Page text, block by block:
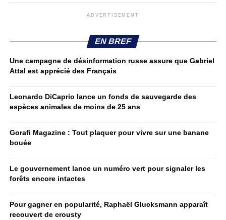
ADVERTISEMENT
EN BREF
Une campagne de désinformation russe assure que Gabriel
Attal est apprécié des Français
Leonardo DiCaprio lance un fonds de sauvegarde des
espèces animales de moins de 25 ans
Gorafi Magazine : Tout plaquer pour vivre sur une banane
bouée
Le gouvernement lance un numéro vert pour signaler les
forêts encore intactes
Pour gagner en popularité, Raphaël Glucksmann apparaît
recouvert de crousty